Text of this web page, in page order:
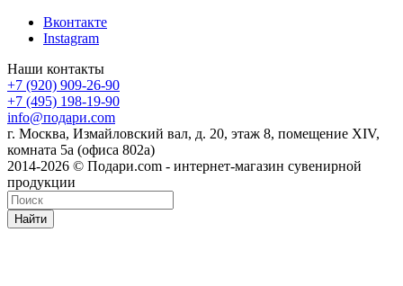
Вконтакте
Instagram
Наши контакты
+7 (920) 909-26-90
+7 (495) 198-19-90
info@подари.com
г. Москва, Измайловский вал, д. 20, этаж 8, помещение XIV,
комната 5а (офиса 802а)
2014-2026 © Подари.com - интернет-магазин сувенирной
продукции
Найти